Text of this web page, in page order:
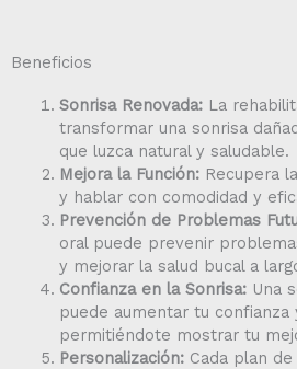
Beneficios
Sonrisa Renovada:La
transformar una sonrisa
que luzca natural y saludable.
Mejora la Función:Recupera
y hablar con comodidad y
Prevención de Problemas
oral puede prevenir
y mejorar la salud bucal a
Confianza en la Sonrisa:Una
puede aumentar tu confianza
permitiéndote mostrar tu
Personalización:Cada plan de